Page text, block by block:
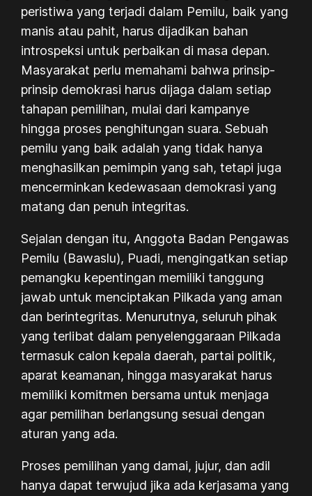
peristiwa yang terjadi dalam Pemilu, baik yang
manis atau pahit, harus dijadikan bahan
introspeksi untuk perbaikan di masa depan.
Masyarakat perlu memahami bahwa prinsip-
prinsip demokrasi harus dijaga dalam setiap
tahapan pemilihan, mulai dari kampanye
hingga proses penghitungan suara. Sebuah
pemilu yang baik adalah yang tidak hanya
menghasilkan pemimpin yang sah, tetapi juga
mencerminkan kedewasaan demokrasi yang
matang dan penuh integritas.
Sejalan dengan itu, Anggota Badan Pengawas
Pemilu (Bawaslu), Puadi, mengingatkan setiap
pemangku kepentingan memiliki tanggung
jawab untuk menciptakan Pilkada yang aman
dan berintegritas. Menurutnya, seluruh pihak
yang terlibat dalam penyelenggaraan Pilkada
termasuk calon kepala daerah, partai politik,
aparat keamanan, hingga masyarakat harus
memiliki komitmen bersama untuk menjaga
agar pemilihan berlangsung sesuai dengan
aturan yang ada.
Proses pemilihan yang damai, jujur, dan adil
hanya dapat terwujud jika ada kerjasama yang